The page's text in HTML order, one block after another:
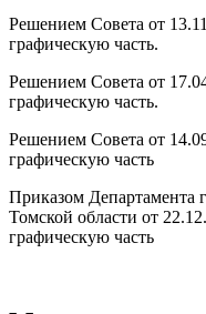
Решением Совета от
графическую часть.
Решением Совета от
графическую часть.
Решением Совета от
графическую часть
Приказом Департамента
Томской области от
графическую часть